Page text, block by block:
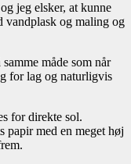
jeg elsker, at kunne
vandplask og maling og
måde som når
for lag og naturligvis
for direkte sol.
med en meget høj